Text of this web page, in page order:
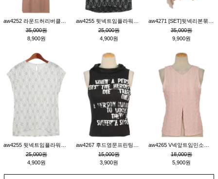
35,000원
8,900원
25,000원
4,900원
35,000원
9,900원
25,000원
4,900원
15,000원
3,900원
18,000원
5,900원